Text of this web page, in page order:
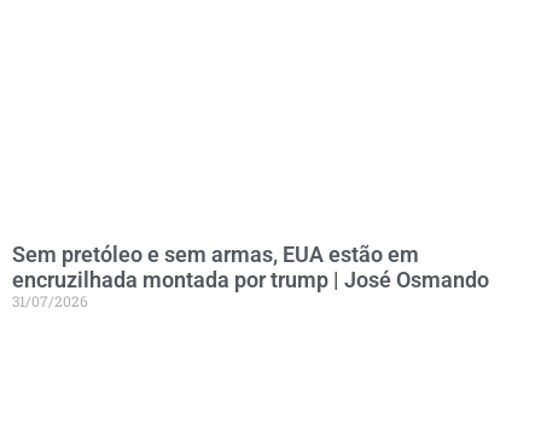
Sem pretóleo e sem armas, EUA estão em
encruzilhada montada por trump | José Osmando
31/07/2026